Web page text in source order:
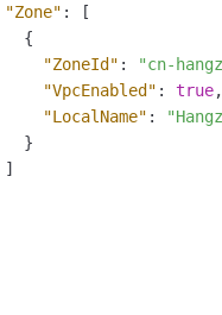
"Zone" :
[
{
"ZoneId" : "cn-
"VpcEnabled" : true,
"LocalName" :
}
]